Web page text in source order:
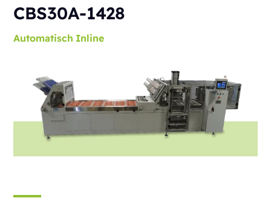
CBS30A-1428
Automatisch Inline